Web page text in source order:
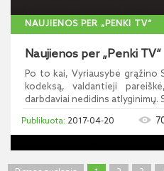
NAUJIENOS PER „PENKI TV“
Naujienos per „Penki TV“
Po to kai, Vyriausybė grąžino
kodeksą, valdantieji
darbdaviai nedidins atlyginimų.
2017-04-20